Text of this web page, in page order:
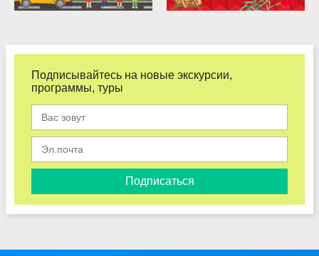
Подписывайтесь на новые экскурсии,
программы, туры
Подписаться